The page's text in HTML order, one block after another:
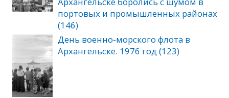
портовых и промышленных районах
(146)
День военно-морского флота в
Архангельске. 1976 год (123)